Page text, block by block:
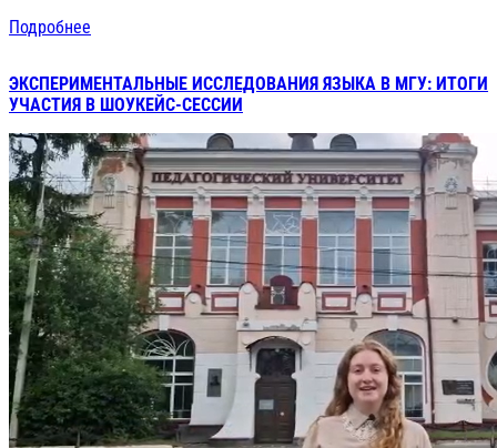
Подробнее
ЭКСПЕРИМЕНТАЛЬНЫЕ ИССЛЕДОВАНИЯ ЯЗЫКА В МГУ: ИТОГИ
УЧАСТИЯ В ШОУКЕЙС-СЕССИИ